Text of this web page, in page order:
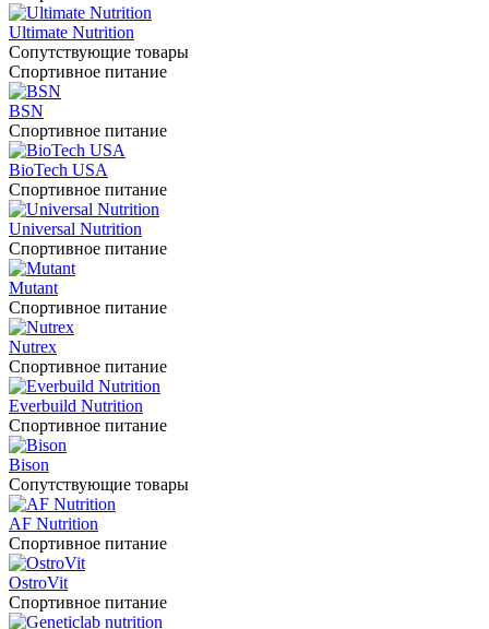
Ultimate Nutrition
Сопутствующие товары
Спортивное питание
BSN
Спортивное питание
BioTech USA
Спортивное питание
Universal Nutrition
Спортивное питание
Mutant
Спортивное питание
Nutrex
Спортивное питание
Everbuild Nutrition
Спортивное питание
Bison
Сопутствующие товары
AF Nutrition
Спортивное питание
OstroVit
Спортивное питание